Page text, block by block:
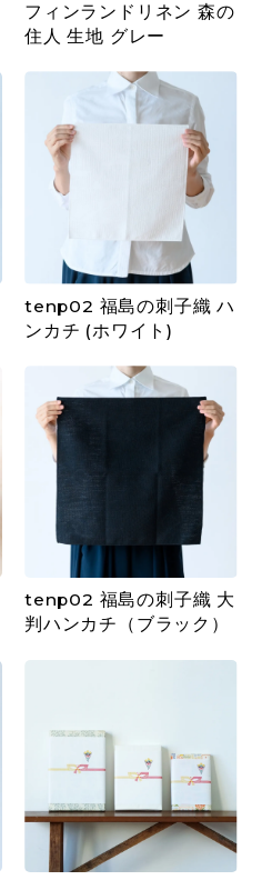
フィンランドリネン 森の
住人 生地 グレー
tenp02 福島の刺子織 ハ
ンカチ (ホワイト)
tenp02 福島の刺子織 大
判ハンカチ（ブラック）